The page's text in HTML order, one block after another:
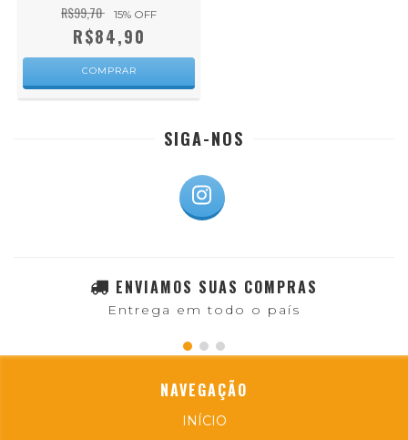
R$99,70 15% OFF
R$84,90
COMPRAR
SIGA-NOS
ENVIAMOS SUAS COMPRAS
Entrega em todo o país
NAVEGAÇÃO
INÍCIO